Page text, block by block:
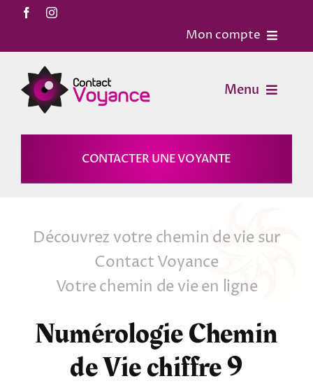
Passer
contenu
Mon compte
Mon Compte
Menu
Voyance
Magies
Astrologie
Tarots
Numérologie
CONTACTER UNE VOYANTE
Découvrez votre chemin de vie sur
Contact Voyance
Votre chemin de vie en ligne
Numérologie Chemin
de Vie chiffre 9